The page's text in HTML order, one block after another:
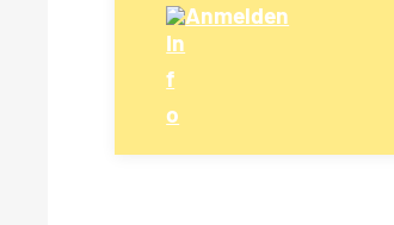
Anmelden